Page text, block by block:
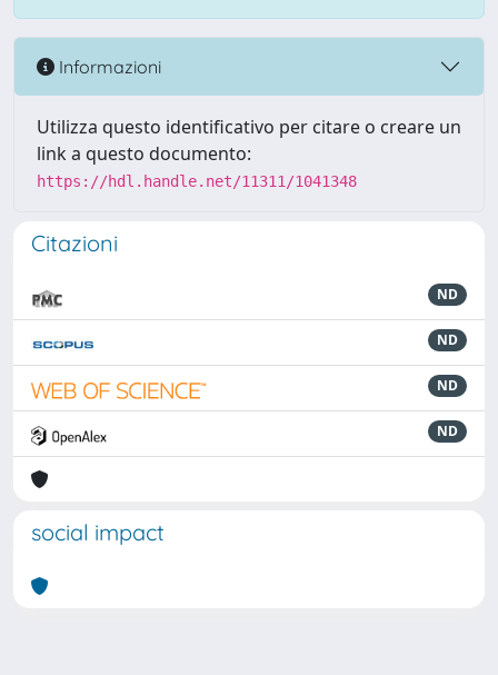
Informazioni
Utilizza questo identificativo per citare o creare un
link a questo documento:
https://hdl.handle.net/11311/1041348
Citazioni
ND
ND
ND
ND
social impact